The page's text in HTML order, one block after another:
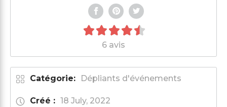
6 avis
Catégorie: Dépliants d'événements
Créé : 18 July, 2022